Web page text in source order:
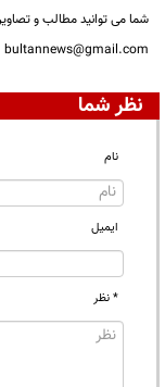
شما می توانید مطالب و
bultannews@gmail.com
نظر شما
نام
ایمیل
* نظر